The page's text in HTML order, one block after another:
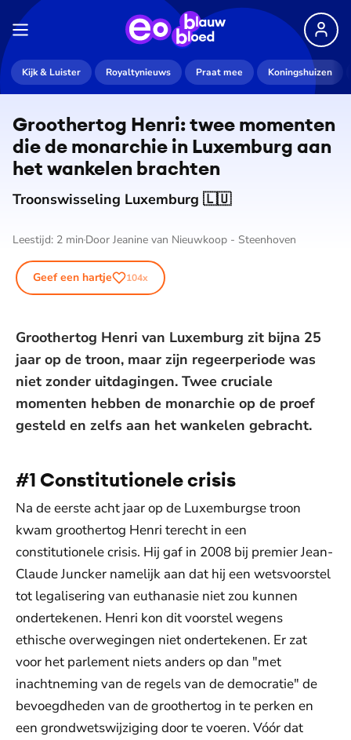
Kijk & Luister Royaltynieuws Praat mee Koningshuizen
Groothertog Henri: twee momenten
die de monarchie in Luxemburg aan
het wankelen brachten
Troonswisseling Luxemburg 🇱🇺
Leestijd: 2 min Door Jeanine van Nieuwkoop - Steenhoven
Geef een hartje 104x
Groothertog Henri van Luxemburg zit bijna 25
jaar op de troon, maar zijn regeerperiode was
niet zonder uitdagingen. Twee cruciale
momenten hebben de monarchie op de proef
gesteld en zelfs aan het wankelen gebracht.
#1 Constitutionele crisis
Na de eerste acht jaar op de Luxemburgse troon
kwam groothertog Henri terecht in een
constitutionele crisis. Hij gaf in 2008 bij premier Jean-
Claude Juncker namelijk aan dat hij een wetsvoorstel
tot legalisering van euthanasie niet zou kunnen
ondertekenen. Henri kon dit voorstel wegens
ethische overwegingen niet ondertekenen. Er zat
voor het parlement niets anders op dan "met
inachtneming van de regels van de democratie" de
bevoegdheden van de groothertog in te perken en
een grondwetswijziging door te voeren. Vóór dat